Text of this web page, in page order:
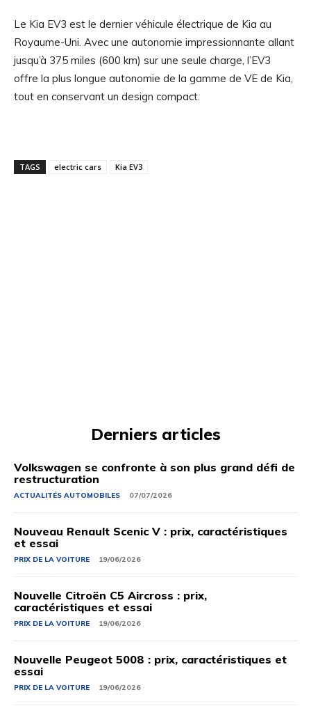
Le Kia EV3 est le dernier véhicule électrique de Kia au
Royaume-Uni. Avec une autonomie impressionnante allant
jusqu’à 375 miles (600 km) sur une seule charge, l’EV3
offre la plus longue autonomie de la gamme de VE de Kia,
tout en conservant un design compact.
TAGS electric cars Kia EV3
Derniers articles
Volkswagen se confronte à son plus grand défi de
restructuration
ACTUALITÉS AUTOMOBILES 07/07/2026
Nouveau Renault Scenic V : prix, caractéristiques
et essai
PRIX ​​DE LA VOITURE 19/06/2026
Nouvelle Citroën C5 Aircross : prix,
caractéristiques et essai
PRIX ​​DE LA VOITURE 19/06/2026
Nouvelle Peugeot 5008 : prix, caractéristiques et
essai
PRIX ​​DE LA VOITURE 19/06/2026